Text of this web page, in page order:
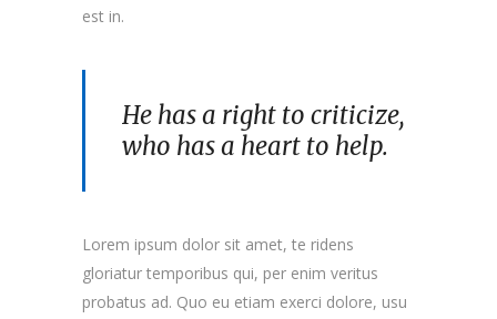
est in.
He has a right to criticize,
who has a heart to help.
Lorem ipsum dolor sit amet, te ridens
gloriatur temporibus qui, per enim veritus
probatus ad. Quo eu etiam exerci dolore, usu